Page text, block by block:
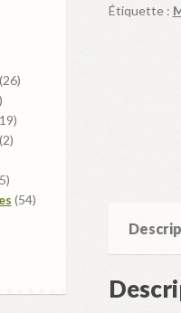
Étiquette :
2626
19
produits
22
5
produits
5454